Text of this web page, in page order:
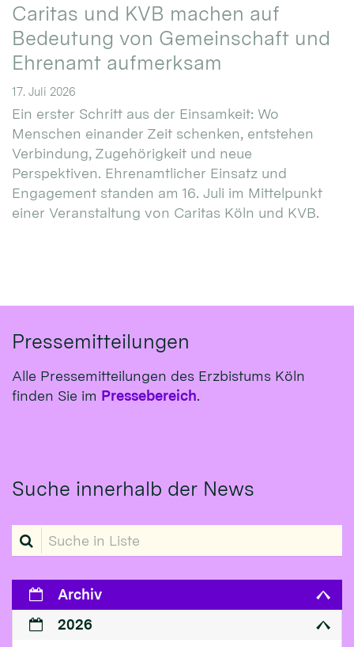
Caritas und KVB machen auf
Bedeutung von Gemeinschaft und
Ehrenamt aufmerksam
17. Juli 2026
Ein erster Schritt aus der Einsamkeit: Wo
Menschen einander Zeit schenken, entstehen
Verbindung, Zugehörigkeit und neue
Perspektiven. Ehrenamtlicher Einsatz und
Engagement standen am 16. Juli im Mittelpunkt
einer Veranstaltung von Caritas Köln und KVB.
Pressemitteilungen
Alle Pressemitteilungen des Erzbistums Köln
finden Sie im Pressebereich.
Suche innerhalb der News
Suche in Liste
Archiv
2026